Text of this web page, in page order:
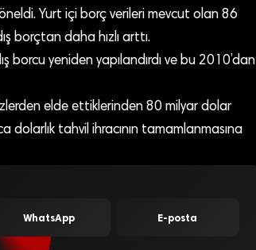
Yurt içi borç verileri mevcut olan 86
borçtan daha hızlı arttı.
borcu yeniden yapılandırdı ve bu 2010’dan
elde ettiklerinden 80 milyar dolar
tahvil ihracının tamamlanmasına
WhatsApp E-posta